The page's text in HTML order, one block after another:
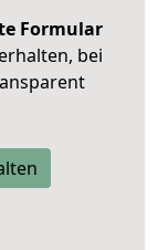
Formular
bei